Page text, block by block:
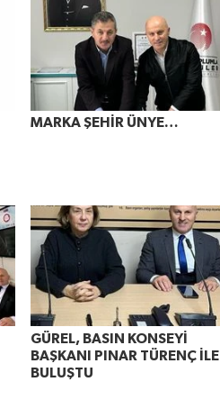
MARKA ŞEHİR ÜNYE…
GÜREL, BASIN KONSEYİ
BAŞKANI PINAR TÜRENÇ İLE
BULUŞTU